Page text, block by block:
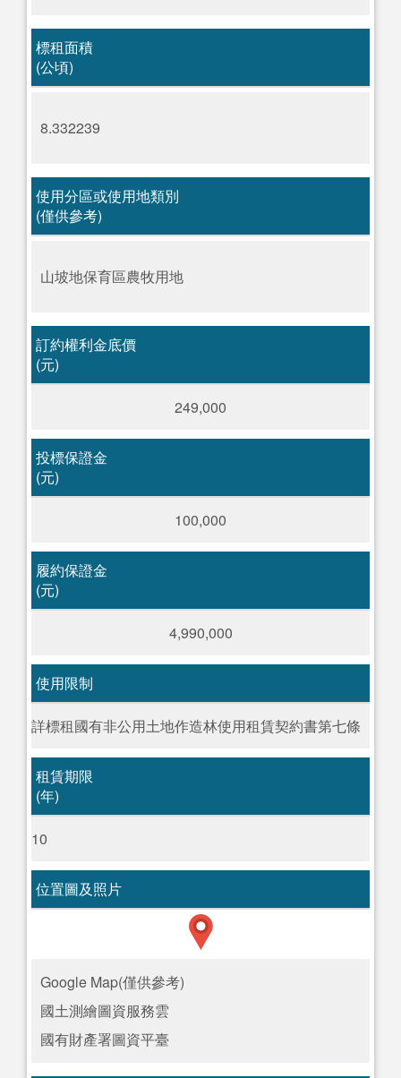
標租面積
(公頃)
8.332239
使用分區或使用地類別
(僅供參考)
山坡地保育區農牧用地
訂約權利金底價
(元)
249,000
投標保證金
(元)
100,000
履約保證金
(元)
4,990,000
使用限制
詳標租國有非公用土地作造林使用租賃契約書第七條
租賃期限
(年)
10
位置圖及照片
Google Map(僅供參考)
國土測繪圖資服務雲
國有財產署圖資平臺